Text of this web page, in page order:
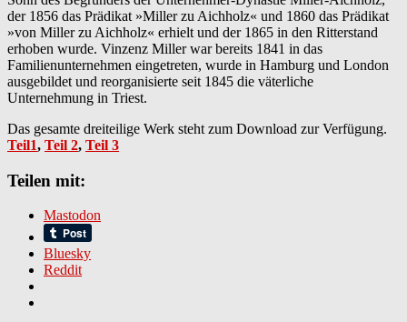
der 1856 das Prädikat »Miller zu Aichholz« und 1860 das Prädikat
»von Miller zu Aichholz« erhielt und der 1865 in den Ritterstand
erhoben wurde. Vinzenz Miller war bereits 1841 in das
Familienunternehmen eingetreten, wurde in Hamburg und London
ausgebildet und reorganisierte seit 1845 die väterliche
Unternehmung in Triest.
Das gesamte dreiteilige Werk steht zum Download zur Verfügung.
Teil1, Teil 2, Teil 3
Teilen mit:
Mastodon
Bluesky
Reddit